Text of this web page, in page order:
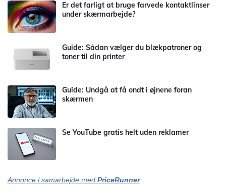
Er det farligt at bruge farvede kontaktlinser
under skærmarbejde?
Guide: Sådan vælger du blækpatroner og
toner til din printer
Guide: Undgå at få ondt i øjnene foran
skærmen
Se YouTube gratis helt uden reklamer
Annonce i samarbejde med PriceRunner